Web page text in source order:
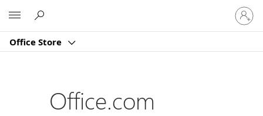
Office Store
Logga
in
på
konto
Office.com